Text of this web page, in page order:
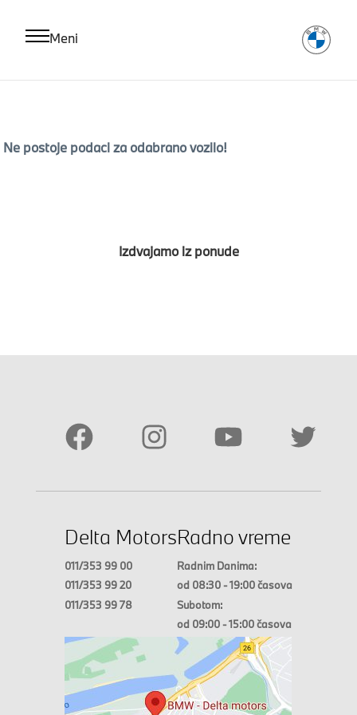
Meni
Ne postoje podaci za odabrano vozilo!
Izdvajamo iz ponude
Delta Motors
011/353 99 00
011/353 99 20
011/353 99 78
Radno vreme
Radnim Danima:
od 08:30 - 19:00 časova
Subotom:
od 09:00 - 15:00 časova